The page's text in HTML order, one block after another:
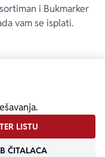
i Bukmarker
vam se isplati.
LISTU
ČITALACA